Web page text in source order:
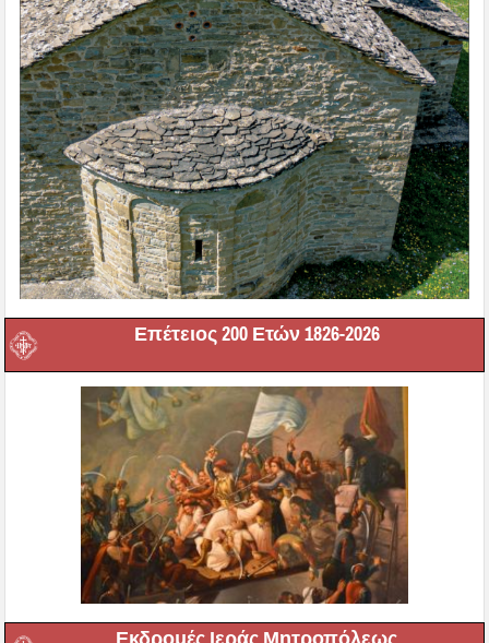
Επέτειος 200 Ετών 1826-2026